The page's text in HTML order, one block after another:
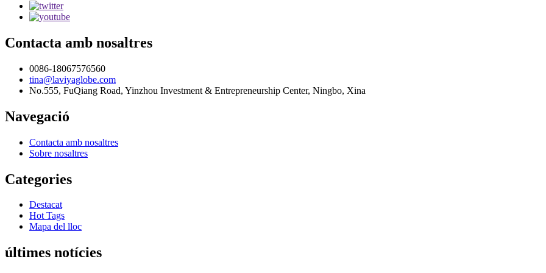
Contacta amb nosaltres
0086-18067576560
tina@laviyaglobe.com
No.555, FuQiang Road, Yinzhou Investment & Entrepreneurship Center, Ningbo, Xina
Navegació
Contacta amb nosaltres
Sobre nosaltres
Categories
Destacat
Hot Tags
Mapa del lloc
últimes notícies